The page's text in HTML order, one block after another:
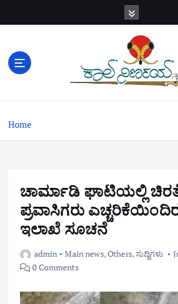
e
Home
ಚಾರ್ಮಾಡಿ ಘಾಟಿಯಲ್ಲಿ ಚಿರತೆ
ಪ್ರವಾಸಿಗರು
ಇಲಾಖೆ ಸೂಚನೆ
admin Main news,Others,ಸುದ್ದಿಗಳು
0 Comments